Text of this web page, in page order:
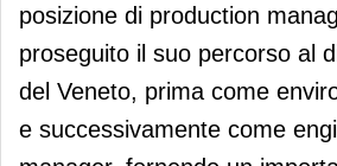
posizione di production
proseguito il suo percorso al
del Veneto, prima come
e successivamente come